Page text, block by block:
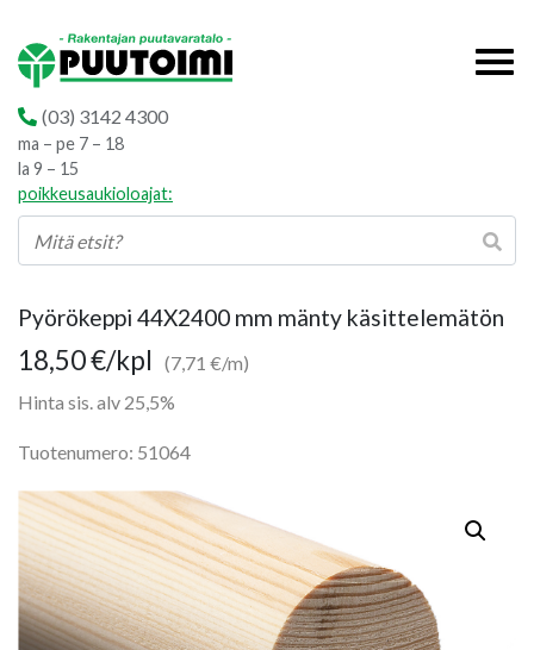
(03) 3142 4300
ma – pe 7 – 18
la 9 – 15
poikkeusaukioloajat:
Pyörökeppi 44X2400 mm mänty käsittelemätön
18,50€/kpl
(7,71 €/m)
Hinta sis. alv 25,5%
Tuotenumero: 51064